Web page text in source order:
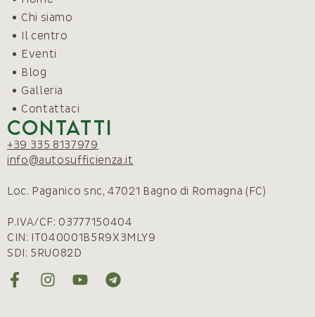
Chi siamo
Il centro
Eventi
Blog
Galleria
Contattaci
Contatti
+39 335 8137979
info@autosufficienza.it
Loc. Paganico snc, 47021 Bagno di Romagna (FC)
P.IVA/CF: 03777150404
CIN: IT040001B5R9X3MLY9
SDI: 5RUO82D